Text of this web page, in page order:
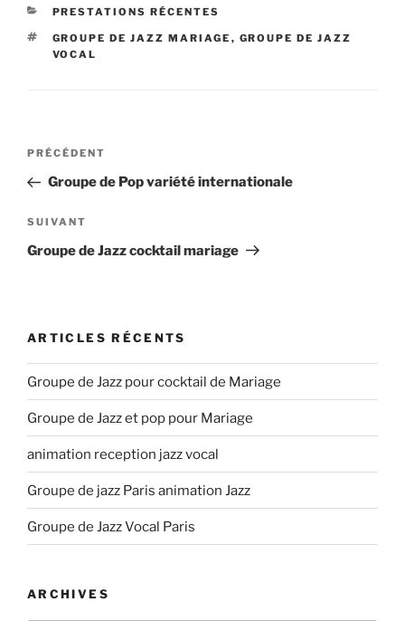
CATÉGORIES
PRESTATIONS RÉCENTES
ÉTIQUETTES
GROUPE DE JAZZ MARIAGE , GROUPE DE JAZZ
VOCAL
Navigation
l’article
Article
précédent
PRÉCÉDENT
Groupe de Pop variété internationale
Article
suivant
SUIVANT
Groupe de Jazz cocktail mariage
ARTICLES RÉCENTS
Groupe de Jazz pour cocktail de Mariage
Groupe de Jazz et pop pour Mariage
animation reception jazz vocal
Groupe de jazz Paris animation Jazz
Groupe de Jazz Vocal Paris
ARCHIVES